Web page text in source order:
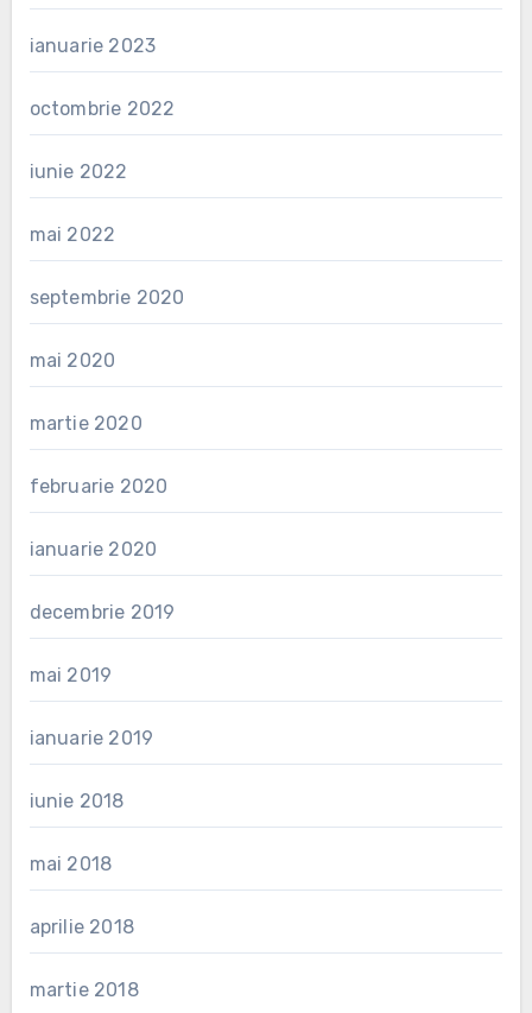
ianuarie 2023
octombrie 2022
iunie 2022
mai 2022
septembrie 2020
mai 2020
martie 2020
februarie 2020
ianuarie 2020
decembrie 2019
mai 2019
ianuarie 2019
iunie 2018
mai 2018
aprilie 2018
martie 2018